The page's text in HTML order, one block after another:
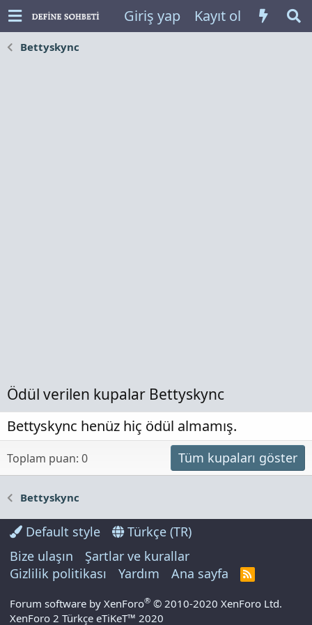
Giriş yap Kayıt ol
Bettyskync
Ödül verilen kupalar Bettyskync
Bettyskync henüz hiç ödül almamış.
Toplam puan: 0 Tüm kupaları göster
Bettyskync
Default style
Türkçe (TR)
Bize ulaşın
Şartlar ve kurallar
Gizlilik politikası
Yardım Ana sayfa
R
S
Forum software by XenForo® © 2010-2020 XenForo Ltd.
XenForo 2 Türkçe eTiKeT™ 2020